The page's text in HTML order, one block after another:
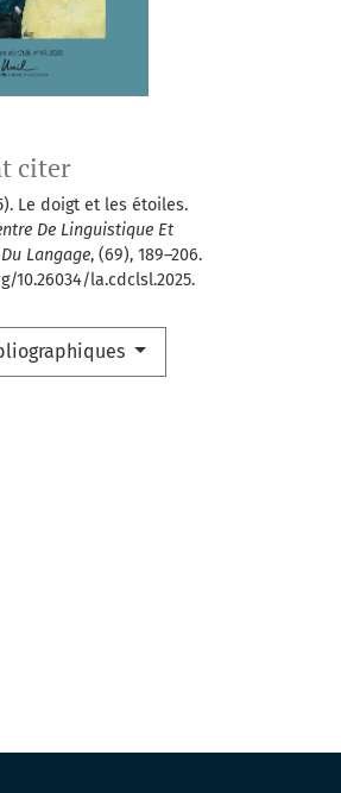
citer
Le doigt et les étoiles.
De Linguistique Et
Langage, (69), 189–206.
10.26034/la.cdclsl.2025.